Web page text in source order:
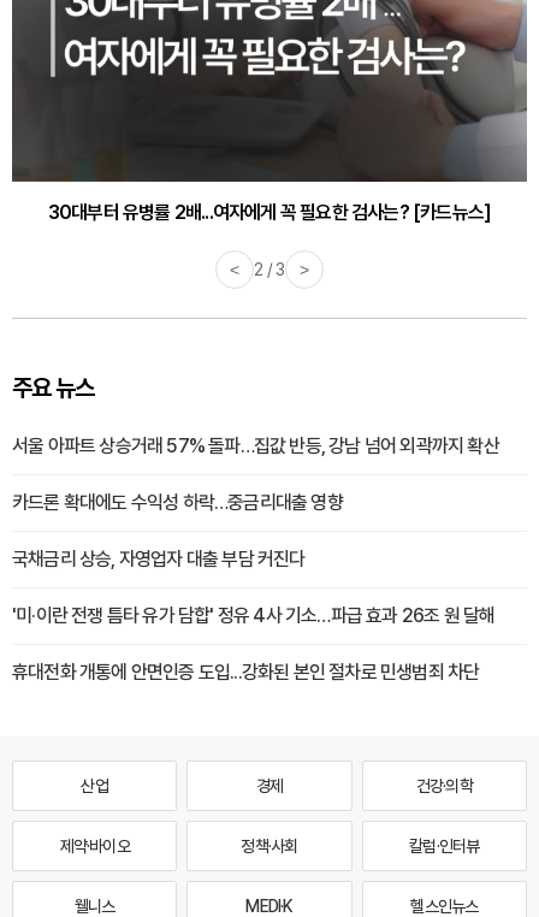
30대부터 유병률 2배...여자에게 꼭 필요한 검사는? [카드뉴스]
감기·독감 예방하고 면역력 높이는 4가지 영양제 [카드뉴스]
< 2 / 3 >
주요 뉴스
서울 아파트 상승거래 57% 돌파…집값 반등, 강남 넘어 외곽까지 확산
카드론 확대에도 수익성 하락…중금리대출 영향
국채금리 상승, 자영업자 대출 부담 커진다
'미·이란 전쟁 틈타 유가 담합' 정유 4사 기소…파급 효과 26조 원 달해
휴대전화 개통에 안면인증 도입...강화된 본인 절차로 민생범죄 차단
산업 경제 건강·의학
제약·바이오 정책·사회 칼럼·인터뷰
웰니스 MEDI·K 헬스인뉴스